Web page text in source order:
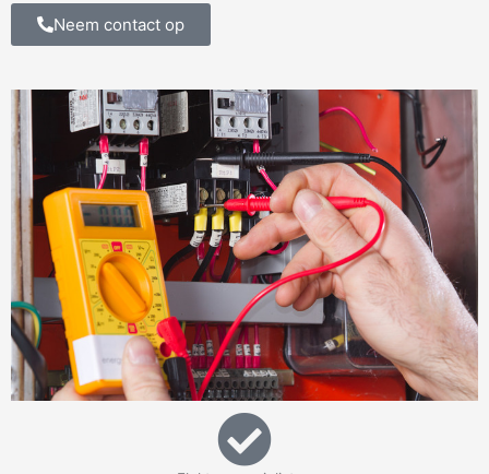
Neem contact op